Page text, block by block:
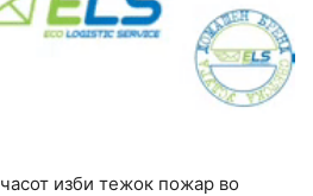
изби тежок пожар во